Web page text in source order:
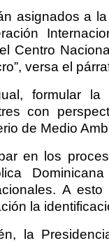
asignados a
Centro
versa el
formular la
con
de Medio
en los
A
la
la